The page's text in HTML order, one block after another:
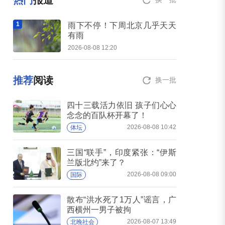
1
雨下不停！下周北京几乎天天
有雨
2026-08-08 12:20
推荐阅读 换一批
四十三载活力依旧 孩子们心心
念念的百队杯开幕了！
体坛 2026-08-08 10:42
三国“联手”，印度紧张：“伊斯
兰版北约”来了？
国际 2026-08-08 09:00
散布“洪水死了1万人”谣言，广
西横州一男子被拘
北晚社会 2026-08-07 13:49